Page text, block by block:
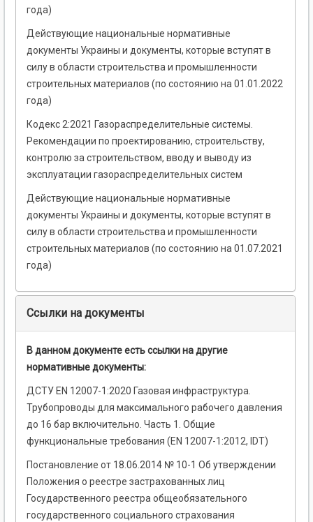
года)
Действующие национальные нормативные
документы Украины и документы, которые вступят в
силу в области строительства и промышленности
строительных материалов (по состоянию на 01.01.2022
года)
Кодекс 2:2021 Газораспределительные системы.
Рекомендации по проектированию, строительству,
контролю за строительством, вводу и выводу из
эксплуатации газораспределительных систем
Действующие национальные нормативные
документы Украины и документы, которые вступят в
силу в области строительства и промышленности
строительных материалов (по состоянию на 01.07.2021
года)
Ссылки на документы
В данном документе есть ссылки на другие
нормативные документы:
ДСТУ EN 12007-1:2020 Газовая инфраструктура.
Трубопроводы для максимального рабочего давления
до 16 бар включительно. Часть 1. Общие
функциональные требования (EN 12007-1:2012, IDT)
Постановление от 18.06.2014 № 10-1 Об утверждении
Положения о реестре застрахованных лиц
Государственного реестра общеобязательного
государственного социального страхования